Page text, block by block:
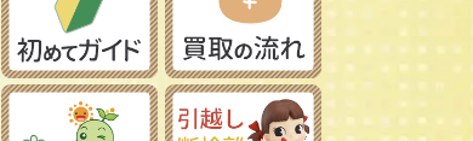
イマイ/IMAI /今井科学
コトブキヤ/壽屋
イタレリ/ITALERI
レベル/Revell
Ｎゲージ
ＨＯゲージ
Ｚゲージ
車両パーツ